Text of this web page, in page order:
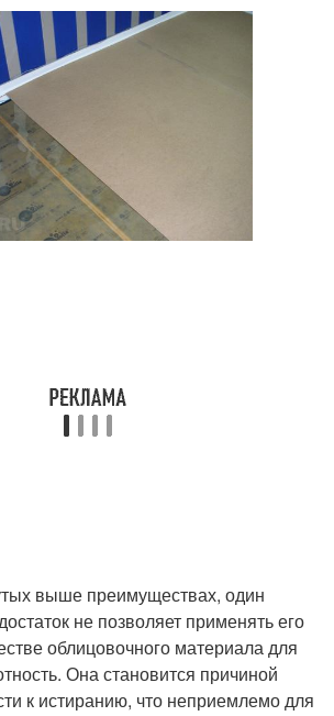
выше преимуществах, один
не позволяет применять его
облицовочного материала для
Она становится причиной
к истиранию, что неприемлемо для